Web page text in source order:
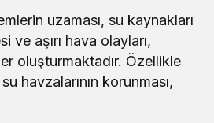
uzaması, su kaynakları
ve aşırı hava olayları,
oluşturmaktadır. Özellikle
havzalarının korunması,